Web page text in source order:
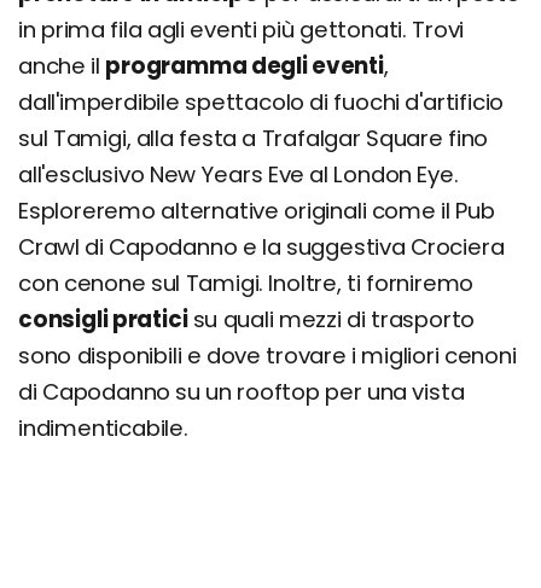
in prima fila agli eventi più gettonati. Trovi
anche il programma degli eventi,
dall'imperdibile spettacolo di fuochi d'artificio
sul Tamigi, alla festa a Trafalgar Square fino
all'esclusivo New Years Eve al London Eye.
Esploreremo alternative originali come il Pub
Crawl di Capodanno e la suggestiva Crociera
con cenone sul Tamigi. Inoltre, ti forniremo
consigli praticisu quali mezzi di trasporto
sono disponibili e dove trovare i migliori cenoni
di Capodanno su un rooftop per una vista
indimenticabile.